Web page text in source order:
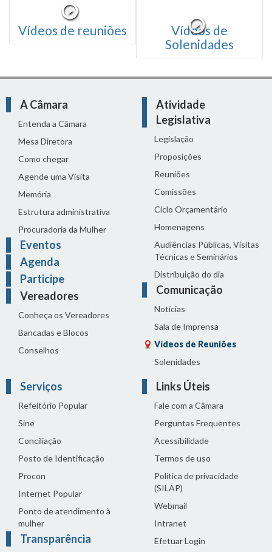
Vídeos de reuniões
Vídeos de
Solenidades
A Câmara
Entenda a Câmara
Mesa Diretora
Como chegar
Agende uma Visita
Memória
Estrutura administrativa
Procuradoria da Mulher
Eventos
Agenda
Participe
Vereadores
Conheça os Vereadores
Bancadas e Blocos
Conselhos
Atividade
Legislativa
Legislação
Proposições
Reuniões
Comissões
Ciclo Orçamentário
Homenagens
Audiências Públicas, Visitas
Técnicas e Seminários
Distribuição do dia
Comunicação
Notícias
Sala de Imprensa
Vídeos de Reuniões
Solenidades
Serviços
Refeitório Popular
Sine
Conciliação
Posto de Identificação
Procon
Internet Popular
Ponto de atendimento à
mulher
Transparência
Links Úteis
Fale com a Câmara
Perguntas Frequentes
Acessibilidade
Termos de uso
Política de privacidade
(SILAP)
Webmail
Intranet
Efetuar Login